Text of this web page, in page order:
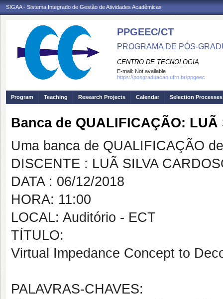
SIGAA - Sistema Integrado de Gestão de Atividades Acadêmicas
PPGEEC/CT
PROGRAMA DE PÓS-
CENTRO DE TECNOLOGIA
E-mail: Not available
https://posgraduacao.ufrn.br/ppgeec
Program Teaching Research Projects Calendar Selection Processes
Banca de QUALIFICAÇÃO: LUÃ
Uma banca de QUALIFICAÇÃO
DISCENTE : LUÃ SILVA
DATA : 06/12/2018
HORA: 11:00
LOCAL: Auditório - ECT
TÍTULO:
Virtual Impedance Concept to
PALAVRAS-CHAVES: